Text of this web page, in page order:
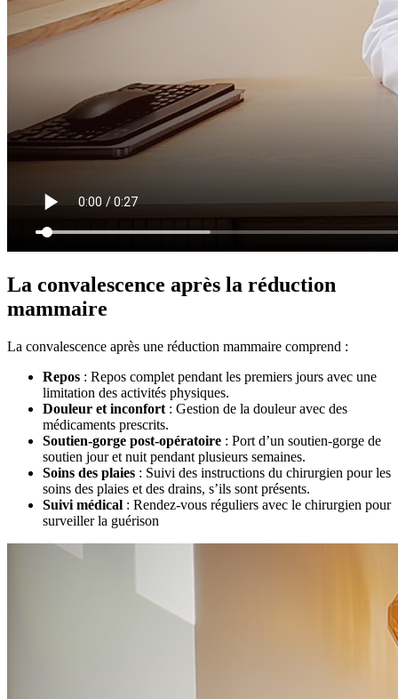
La convalescence après la réduction
mammaire
La convalescence après une réduction mammaire comprend :
Repos : Repos complet pendant les premiers jours avec une
limitation des activités physiques.
Douleur et inconfort : Gestion de la douleur avec des
médicaments prescrits.
Soutien-gorge post-opératoire : Port d’un soutien-gorge de
soutien jour et nuit pendant plusieurs semaines.
Soins des plaies : Suivi des instructions du chirurgien pour les
soins des plaies et des drains, s’ils sont présents.
Suivi médical : Rendez-vous réguliers avec le chirurgien pour
surveiller la guérison